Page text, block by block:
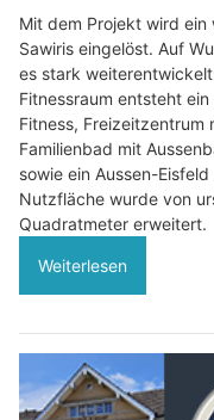
Mit dem Projekt wird ein
Sawiris eingelöst. Auf
es stark
Fitnessraum entsteht
Fitness, Freizeitzentrum
Familienbad mit
sowie ein Aussen-
Nutzfläche wurde von
Quadratmeter erweitert.
Weiterlesen